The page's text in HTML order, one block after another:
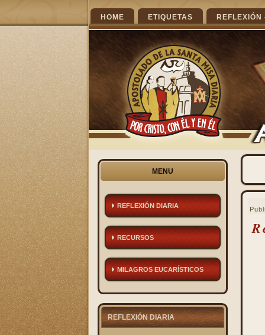
HOME ETIQUETAS
MENU
REFLEXIÓN DIARIA
RECURSOS
MILAGROS EUCARÍSTICOS
REFLEXIÓN DIARIA